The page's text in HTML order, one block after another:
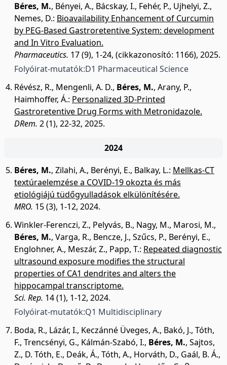
Béres, M., Bényei, A., Bácskay, I., Fehér, P., Ujhelyi, Z.,
Nemes, D.: Bioavailability Enhancement of Curcumin
by PEG-Based Gastroretentive System: development
and In Vitro Evaluation.
Pharmaceutics. 17 (9), 1-24, (cikkazonosító: 1166), 2025.
Folyóirat-mutatók:D1 Pharmaceutical Science
Révész, R., Mengenli, A. D., Béres, M., Arany, P.,
Haimhoffer, Á.: Personalized 3D-Printed
Gastroretentive Drug Forms with Metronidazole.
DRem. 2 (1), 22-32, 2025.
2024
Béres, M., Zilahi, A., Berényi, E., Balkay, L.: Mellkas-CT
textúraelemzése a COVID-19 okozta és más
etiológiájú tüdőgyulladások elkülönítésére.
MRO. 15 (3), 1-12, 2024.
Winkler-Ferenczi, Z., Pelyvás, B., Nagy, M., Marosi, M.,
Béres, M., Varga, R., Bencze, J., Szűcs, P., Berényi, E.,
Englohner, A., Meszár, Z., Papp, T.: Repeated diagnostic
ultrasound exposure modifies the structural
properties of CA1 dendrites and alters the
hippocampal transcriptome.
Sci. Rep. 14 (1), 1-12, 2024.
Folyóirat-mutatók:Q1 Multidisciplinary
Boda, R., Lázár, I., Keczánné Üveges, A., Bakó, J., Tóth,
F., Trencsényi, G., Kálmán-Szabó, I., Béres, M., Sajtos,
Z., D. Tóth, E., Deák, Á., Tóth, A., Horváth, D., Gaál, B. Á.,